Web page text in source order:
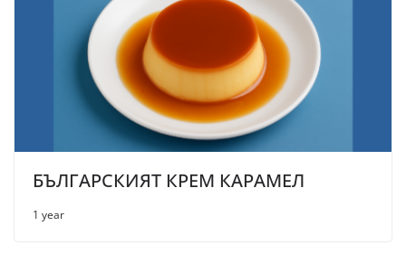
БЪЛГАРСКИЯТ КРЕМ КАРАМЕЛ
1 year